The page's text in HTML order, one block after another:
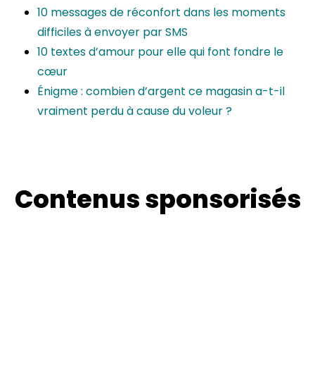
10 messages de réconfort dans les moments
difficiles à envoyer par SMS
10 textes d’amour pour elle qui font fondre le
cœur
Énigme : combien d’argent ce magasin a-t-il
vraiment perdu à cause du voleur ?
Contenus sponsorisés